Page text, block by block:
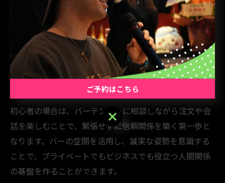
ションを可能にします。
信頼関係を築くには、まず相手の話に耳を傾ける姿勢が
大切です。自分の話ばかりせず、相手の趣味や嗜好に興
味を持つことで、自然な会話の流れが生まれます。ま
た、店内の雰囲気や他のお客様への配慮を忘れずに行動
することも信頼を得るポイントです。
初心者の場合は、バーテンダーに相談しながら注文や会
話を楽しむことで、緊張せずに信頼関係を築く第一歩と
なります。バーの空間を活用し、誠実な姿勢を意識する
ことで、プライベートでもビジネスでも役立つ人間関係
の基盤を作ることができます。
ご予約はこちら
ご予約はこちら